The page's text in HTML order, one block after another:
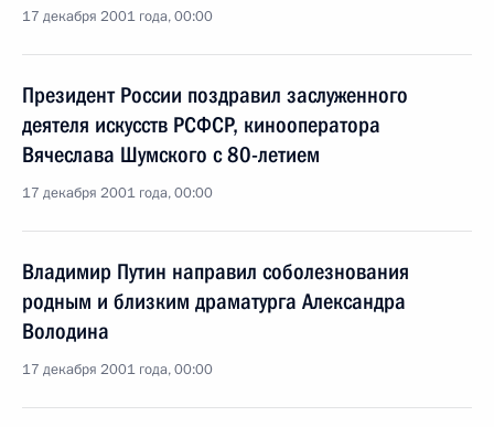
17 декабря 2001 года, 00:00
Президент России поздравил заслуженного
деятеля искусств РСФСР, кинооператора
Вячеслава Шумского с 80-летием
17 декабря 2001 года, 00:00
Владимир Путин направил соболезнования
родным и близким драматурга Александра
Володина
17 декабря 2001 года, 00:00